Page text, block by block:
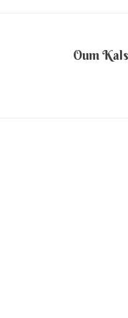
Oum